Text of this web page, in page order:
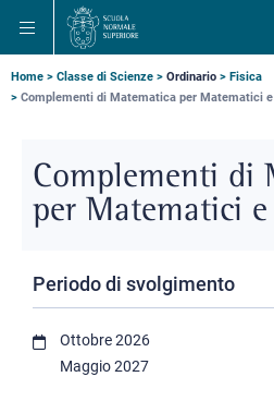
alla
navigazione
principale
contenuto
principale
alla
ricerca
principale
Briciole
Home Classe di Scienze Ordinario
Fisica
Complementi di Matematica per Matematici
Complementi di
per Matematici e
Periodo di svolgimento
Ottobre 2026
Maggio 2027